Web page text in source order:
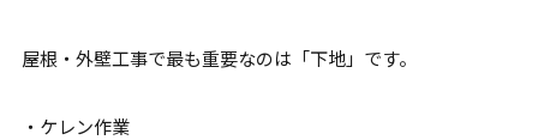
屋根・外壁工事で最も重要なのは「下地」です。
・ケレン作業